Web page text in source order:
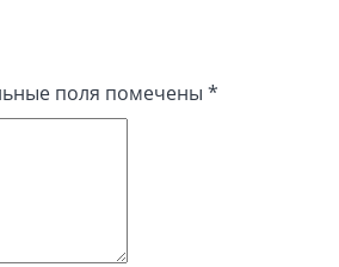
поля помечены *